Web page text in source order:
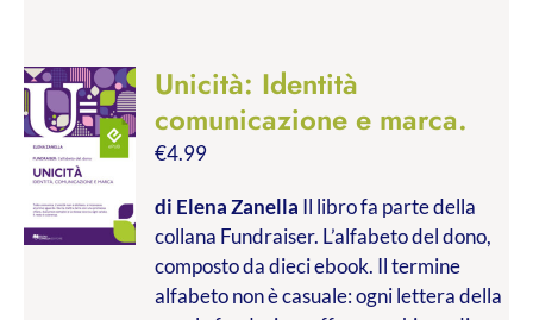
Unicità: Identità
comunicazione e marca.
€4.99
di Elena Zanella Il libro fa parte della
collana Fundraiser. L’alfabeto del dono,
composto da dieci ebook. Il termine
alfabeto non è casuale: ogni lettera della